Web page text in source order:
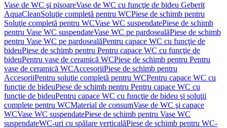
Vase de WC şi pisoareVase de WC cu funcţie de bideu Geberit
AquaCleanSoluţie completă pentru WCPiese de schimb pentru
Soluţie completă pentru WCVase WC suspendatePiese de schimb
pentru Vase WC suspendateVase WC pe pardosealăPiese de schimb
pentru Vase WC pe pardosealăPentru capace WC cu funcţie de
bideuPiese de schimb pentru Pentru capace WC cu funcţie de
bideuPentru vase de ceramică WCPiese de schimb pentru Pentru
vase de ceramică WCAccesoriiPiese de schimb pentru
AccesoriiPentru soluţie completă pentru WCPentru capace WC cu
funcţie de bideuPiese de schimb pentru Pentru capace WC cu
funcţie de bideuPentru capace WC cu funcţie de bideu şi soluţii
complete pentru WCMaterial de consumVase de WC şi capace
WCVase WC suspendatePiese de schimb pentru Vase WC
suspendateWC-uri cu spălare verticalăPiese de schimb pentru WC-